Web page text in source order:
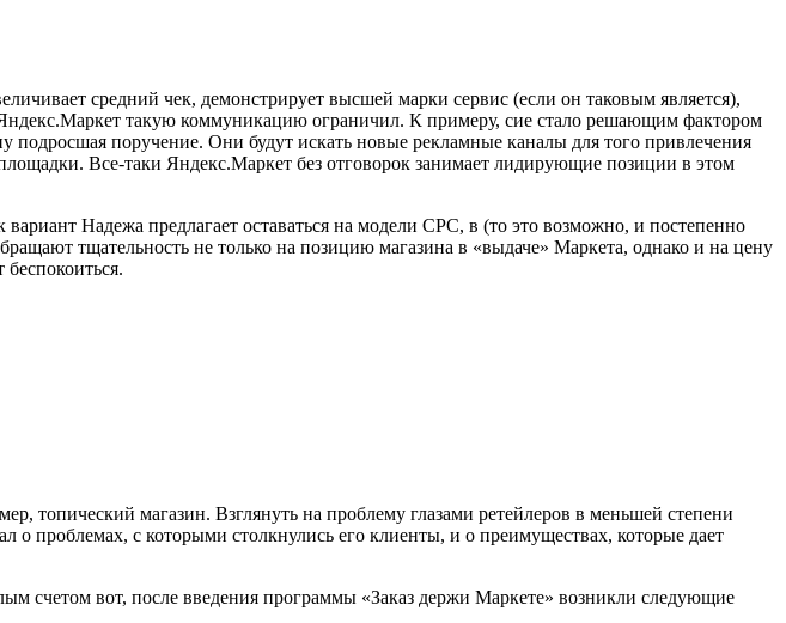
средний чек, демонстрирует высшей марки сервис (если он таковым является),
такую коммуникацию ограничил. К примеру, сие стало решающим фактором
поручение. Они будут искать новые рекламные каналы для того привлечения
Все-таки Яндекс.Маркет без отговорок занимает лидирующие позиции в этом
Надежа предлагает оставаться на модели CPC, в (то это возможно, и постепенно
тщательность не только на позицию магазина в «выдаче» Маркета, однако и на цену
топический магазин. Взглянуть на проблему глазами ретейлеров в меньшей степени
о проблемах, с которыми столкнулись его клиенты, и о преимуществах, которые дает
счетом вот, после введения программы «Заказ держи Маркете» возникли следующие